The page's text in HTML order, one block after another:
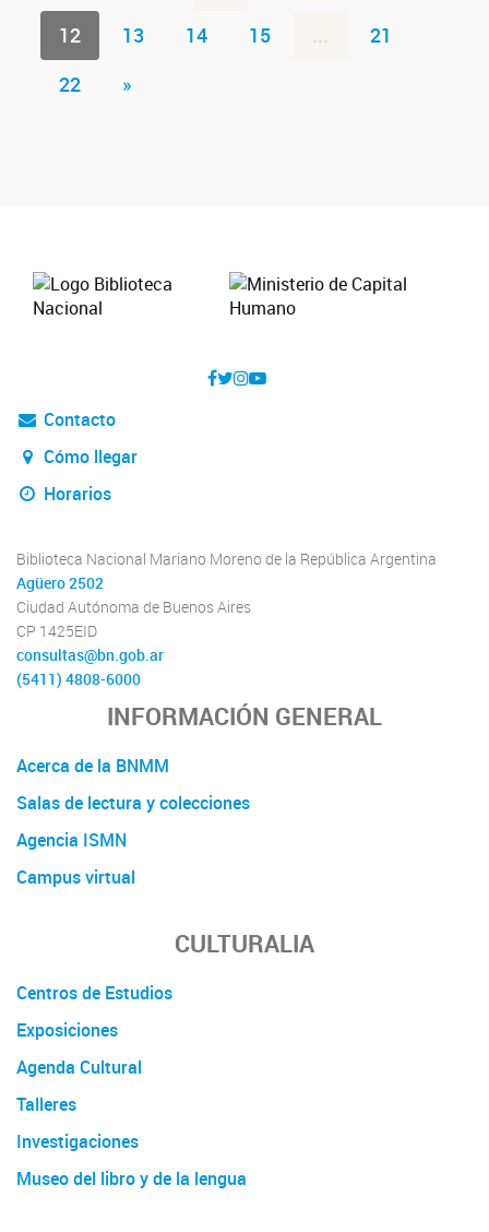
12
13 14 15 ...
21
22
»
Contacto
Cómo llegar
Horarios
Biblioteca Nacional Mariano Moreno de la República Argentina
Agüero 2502
Ciudad Autónoma de Buenos Aires
CP 1425EID
consultas@bn.gob.ar
(5411) 4808-6000
INFORMACIÓN GENERAL
Acerca de la BNMM
Salas de lectura y colecciones
Agencia ISMN
Campus virtual
CULTURALIA
Centros de Estudios
Exposiciones
Agenda Cultural
Talleres
Investigaciones
Museo del libro y de la lengua